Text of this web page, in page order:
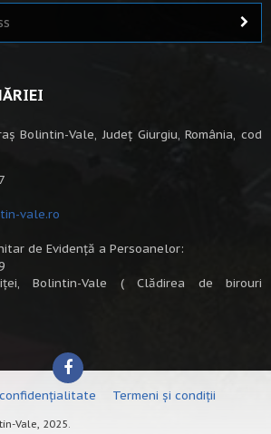
Bolintin-Vale, Județ Giurgiu, România, cod
vale.ro
de Evidență a Persoanelor:
Bolintin-Vale ( Clădirea de birouri
Termeni și condiții
Vale, 2025.